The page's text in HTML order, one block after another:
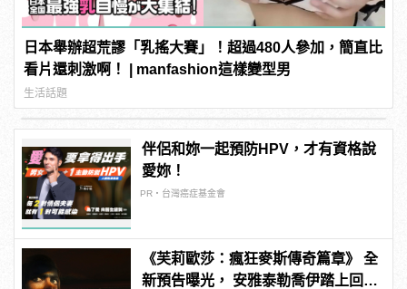
日本舉辦超荒謬「乳搖大賽」！超過480人參加，簡直比
看片還刺激啊！ | manfashion這樣變型男
生活話題
伴侶和妳一起預防HPV，才有資格說
愛妳！
PR・台灣癌症基金會
《芙莉歐莎：瘋狂麥斯傳奇篇章》 全
新預告曝光， 安雅泰勒喬伊踏上回家